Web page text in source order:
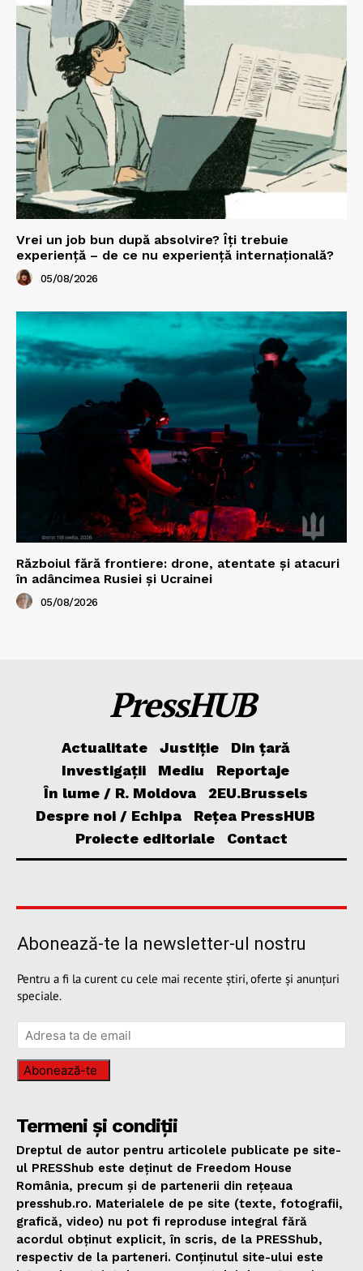
Vrei un job bun după absolvire? Îți trebuie
experiență – de ce nu experiență internațională?
05/08/2026
Războiul fără frontiere: drone, atentate și atacuri
în adâncimea Rusiei și Ucrainei
05/08/2026
PressHUB
Actualitate Justiție
Din țară
Investigații
Mediu
Reportaje
În lume / R. Moldova
2EU.Brussels
Despre noi / Echipa
Rețea PressHUB
Proiecte editoriale
Contact
Abonează-te la newsletter-ul nostru
Pentru a fi la curent cu cele mai recente știri, oferte și anunțuri
speciale.
Abonează-te
Termeni și condiții
Dreptul de autor pentru articolele publicate pe site-
ul PRESShub este deținut de Freedom House
România, precum și de partenerii din rețeaua
presshub.ro. Materialele de pe site (texte, fotografii,
grafică, video) nu pot fi reproduse integral fără
acordul obținut explicit, în scris, de la PRESShub,
respectiv de la parteneri. Conținutul site-ului este